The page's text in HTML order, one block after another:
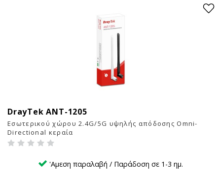
DrayTek ANT-1205
Εσωτερικού χώρου 2.4G/5G υψηλής απόδοσης Omni-
Directional κεραία
'Αμεση παραλαβή / Παράδοση σε 1-3 ημ.